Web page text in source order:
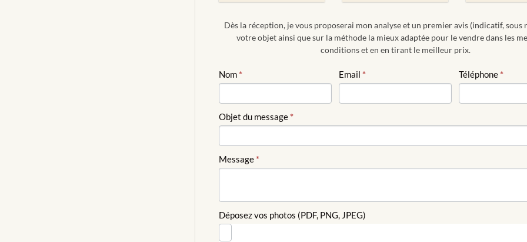
Dès la réception, je vous proposerai mon analyse et un premier avis (indicatif, sous
votre objet ainsi que sur la méthode la mieux adaptée pour le vendre dans les
conditions et en en tirant le meilleur prix.
ESTIMATION
GRATUITE
Nom* Email * Téléphone*
Objet du message*
Message*
Déposez vos photos (PDF, PNG, JPEG)